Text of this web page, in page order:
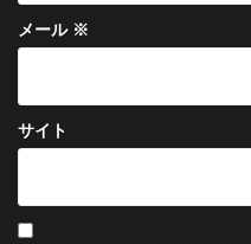
メール ※
サイト